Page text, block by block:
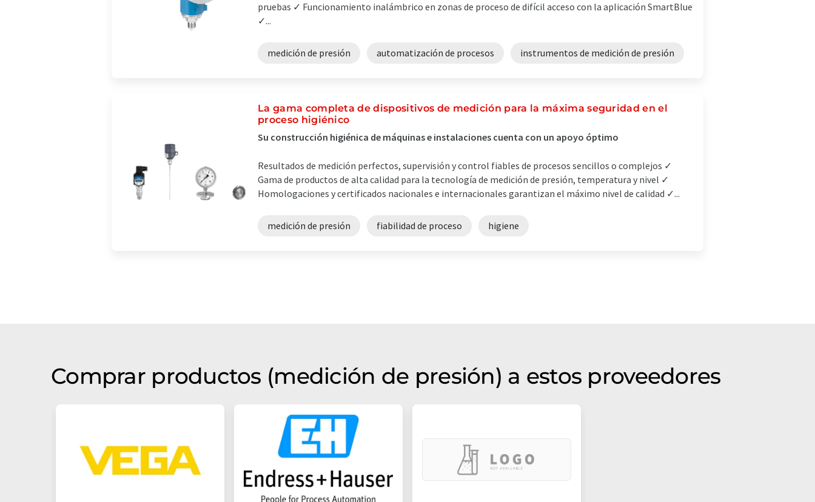
pruebas ✓ Funcionamiento inalámbrico en zonas de proceso de difícil acceso con la aplicación SmartBlue
✓...
medición de presión automatización de procesos instrumentos de medición de presión
La gama completa de dispositivos de medición para la máxima seguridad en el
proceso higiénico
Su construcción higiénica de máquinas e instalaciones cuenta con un apoyo óptimo
Resultados de medición perfectos, supervisión y control fiables de procesos sencillos o complejos ✓
Gama de productos de alta calidad para la tecnología de medición de presión, temperatura y nivel ✓
Homologaciones y certificados nacionales e internacionales garantizan el máximo nivel de calidad ✓...
medición de presión fiabilidad de proceso higiene
Comprar productos (medición de presión) a estos proveedores